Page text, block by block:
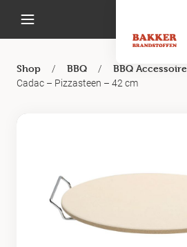
Shop / BBQ / BBQ
Cadac – Pizzasteen – 42 cm